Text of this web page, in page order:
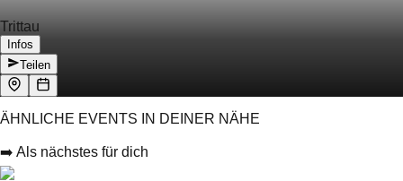
Trittau
Infos
Teilen
ÄHNLICHE EVENTS IN DEINER NÄHE
➡️ Als nächstes für dich